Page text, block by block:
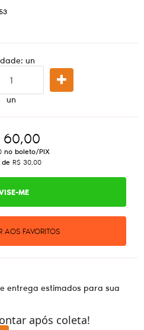
un
un
60,00
no boleto/PIX
de R$ 30,00
ME
AOS FAVORITOS
entrega estimados para sua
após coleta!